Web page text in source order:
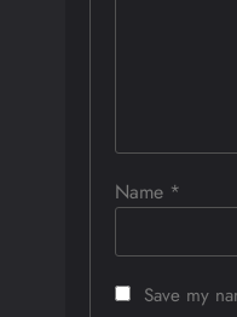
Name *
Save my